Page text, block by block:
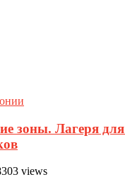
зоны. Лагеря
views